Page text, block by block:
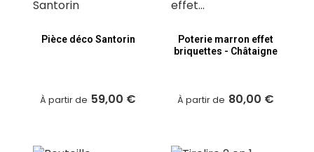
Pièce déco Santorin
À partir de 59,00 €
Poterie marron effet
briquettes - Châtaigne
À partir de 80,00 €